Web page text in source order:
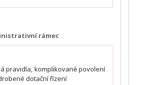
rámec
pravidla, komplikované povolení
dotační řízení